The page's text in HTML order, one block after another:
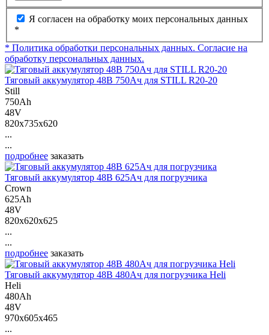
Я согласен на обработку моих персональных данных
*
* Политика обработки персональных данных. Согласие на
обработку персональных данных.
Тяговый аккумулятор 48В 750Ач для STILL R20-20
Still
750Ah
48V
820x735x620
...
...
подробнее заказать
Тяговый аккумулятор 48В 625Ач для погрузчика
Crown
625Ah
48V
820x620x625
...
...
подробнее заказать
Тяговый аккумулятор 48В 480Ач для погрузчика Heli
Heli
480Ah
48V
970x605x465
...